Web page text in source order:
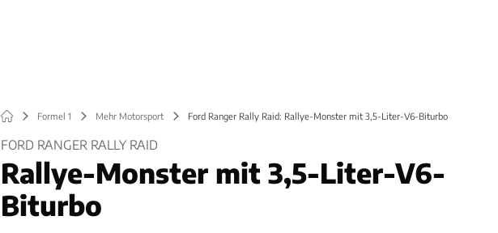
Formel 1 Mehr Motorsport Ford Ranger Rally Raid: Rallye-Monster mit 3,5-Liter-V6-Biturbo
FORD RANGER RALLY RAID
Rallye-Monster mit 3,5-Liter-V6-
Biturbo